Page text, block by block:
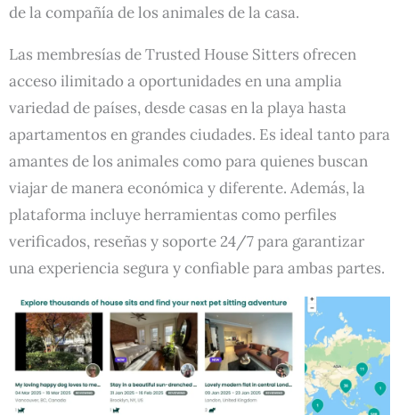
de la compañía de los animales de la casa.
Las membresías de Trusted House Sitters ofrecen
acceso ilimitado a oportunidades en una amplia
variedad de países, desde casas en la playa hasta
apartamentos en grandes ciudades. Es ideal tanto para
amantes de los animales como para quienes buscan
viajar de manera económica y diferente. Además, la
plataforma incluye herramientas como perfiles
verificados, reseñas y soporte 24/7 para garantizar
una experiencia segura y confiable para ambas partes.